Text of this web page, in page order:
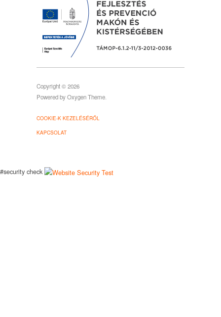
Copyright © 2026
Powered byOxygen Theme
COOKIE-K KEZELÉSÉRŐL
KAPCSOLAT
#security check